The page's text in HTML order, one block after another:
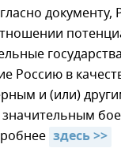
документу,
Россию в
и (или)
здесь >>